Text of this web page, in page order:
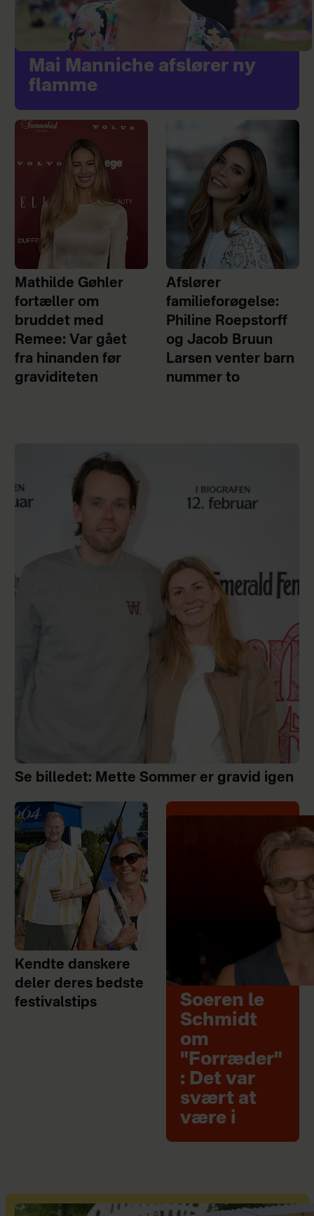
Mai Manniche afslører ny
flamme
Mathilde Gøhler
fortæller om
bruddet med
Remee: Var gået
fra hinanden før
graviditeten
Afslører
familieforøgelse:
Philine Roepstorff
og Jacob Bruun
Larsen venter barn
nummer to
Se billedet: Mette Sommer er gravid igen
Kendte danskere
deler deres bedste
festivalstips
Soeren le
Schmidt
om
"Forræder"
: Det var
svært at
være i